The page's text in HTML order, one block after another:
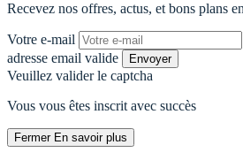
Recevez nos offres, actus, et bons plans
Votre e-mail
adresse email valide
Envoyer
Veuillez valider le captcha
Vous vous êtes inscrit avec succès
Fermer En savoir plus